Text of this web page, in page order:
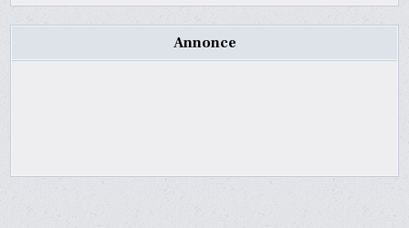
Annonce